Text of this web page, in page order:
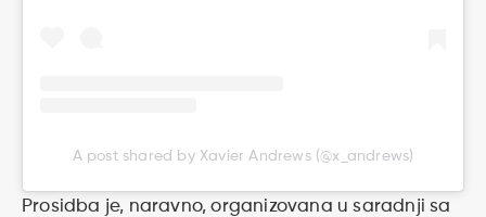
A post shared by Xavier Andrews (@x_andrews)
Prosidba je, naravno, organizovana u saradnji sa